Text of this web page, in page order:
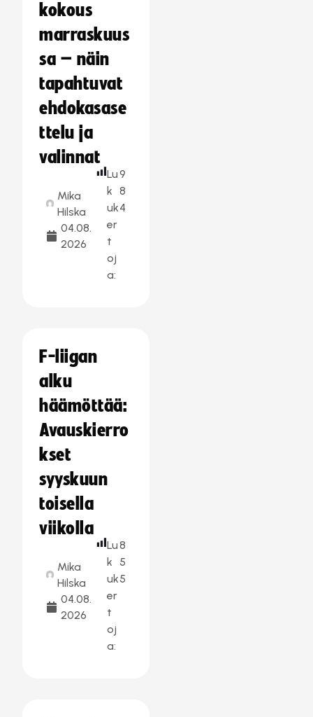
kokous
marraskuus
sa – näin
tapahtuvat
ehdokasase
ttelu ja
valinnat
Mika
Hilska
04.08.
2026
Lu
k
uk
er
t
oj
a:
9
8
4
F-liigan
alku
häämöttää:
Avauskierro
kset
syyskuun
toisella
viikolla
Mika
Hilska
04.08.
2026
Lu
k
uk
er
t
oj
a:
8
5
5